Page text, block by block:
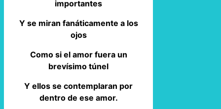
importantes
Y se miran fanáticamente a los
ojos
Como si el amor fuera un
brevísimo túnel
Y ellos se contemplaran por
dentro de ese amor.